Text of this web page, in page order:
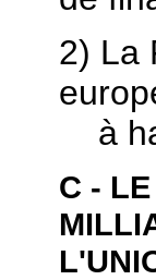
2) La
à
C -